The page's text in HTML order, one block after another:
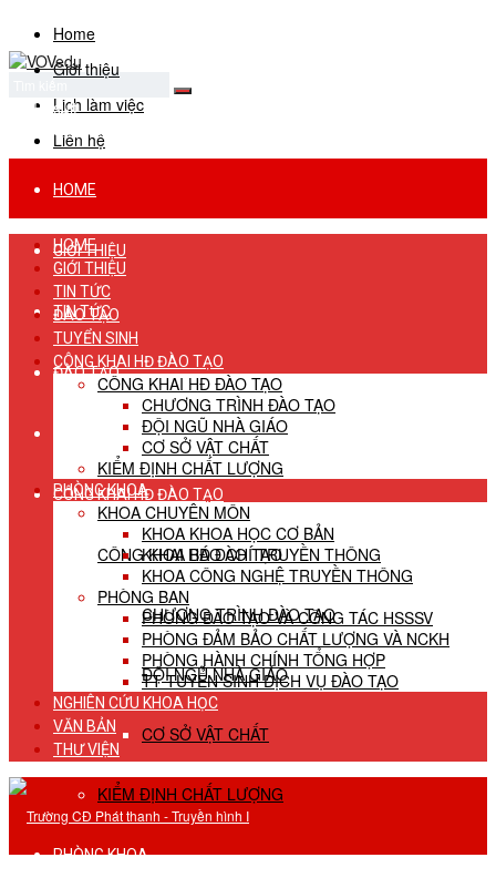
Home
Giới thiệu
Lịch làm việc
Liên hệ
No Result
View All Result
HOME
GIỚI THIỆU
TIN TỨC
ĐÀO TẠO
TUYỂN SINH
CÔNG KHAI HĐ ĐÀO TẠO
CÔNG KHAI HĐ ĐÀO TẠO
CHƯƠNG TRÌNH ĐÀO TẠO
ĐỘI NGŨ NHÀ GIÁO
CƠ SỞ VẬT CHẤT
KIỂM ĐỊNH CHẤT LƯỢNG
PHÒNG KHOA
HOME
GIỚI THIỆU
TIN TỨC
ĐÀO TẠO
TUYỂN SINH
CÔNG KHAI HĐ ĐÀO TẠO
CÔNG KHAI HĐ ĐÀO TẠO
CHƯƠNG TRÌNH ĐÀO TẠO
ĐỘI NGŨ NHÀ GIÁO
CƠ SỞ VẬT CHẤT
KIỂM ĐỊNH CHẤT LƯỢNG
PHÒNG KHOA
KHOA CHUYÊN MÔN
KHOA KHOA HỌC CƠ BẢN
KHOA BÁO CHÍ TRUYỀN THÔNG
KHOA CÔNG NGHỆ TRUYỀN THÔNG
PHÒNG BAN
PHÒNG ĐÀO TẠO VÀ CÔNG TÁC HSSSV
PHÒNG ĐẢM BẢO CHẤT LƯỢNG VÀ NCKH
PHÒNG HÀNH CHÍNH TỔNG HỢP
TT TUYỂN SINH DỊCH VỤ ĐÀO TẠO
NGHIÊN CỨU KHOA HỌC
VĂN BẢN
THƯ VIỆN